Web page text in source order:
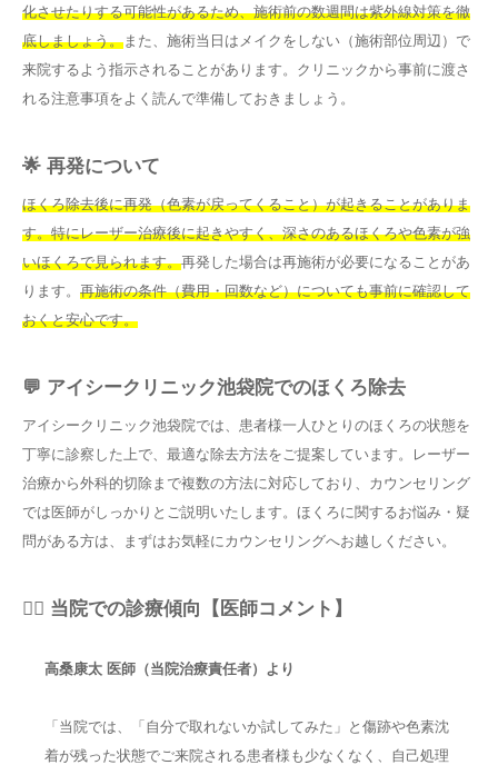
化させたりする可能性があるため、施術前の数週間は紫外線対策を徹
底しましょう。 また、施術当日はメイクをしない（施術部位周辺）で
来院するよう指示されることがあります。クリニックから事前に渡さ
れる注意事項をよく読んで準備しておきましょう。
🌟 再発について
ほくろ除去後に再発（色素が戻ってくること）が起きることがありま
す。特にレーザー治療後に起きやすく、深さのあるほくろや色素が強
いほくろで見られます。再発した場合は再施術が必要になることがあ
ります。 再施術の条件（費用・回数など）についても事前に確認して
おくと安心です。
💬 アイシークリニック池袋院でのほくろ除去
アイシークリニック池袋院では、患者様一人ひとりのほくろの状態を
丁寧に診察した上で、最適な除去方法をご提案しています。レーザー
治療から外科的切除まで複数の方法に対応しており、カウンセリング
では医師がしっかりとご説明いたします。ほくろに関するお悩み・疑
問がある方は、まずはお気軽にカウンセリングへお越しください。
👨‍⚕️ 当院での診療傾向【医師コメント】
高桑康太 医師（当院治療責任者）より
「当院では、「自分で取れないか試してみた」と傷跡や色素沈
着が残った状態でご来院される患者様も少なくなく、自己処理